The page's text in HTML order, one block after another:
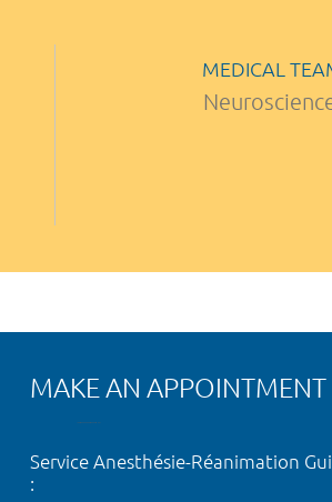
MEDICAL
MAKE AN APPOINTMENT
Service Anesthésie-Réanimation
: